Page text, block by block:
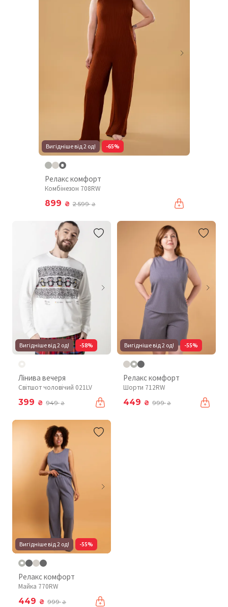
Вигідніше від 2 од! -65%
Релакс комфорт
Комбінезон 708RW
899 ₴ 2 599₴
Вигідніше від 2 од! -58%
Лінива вечеря
Світшот чоловічий 021LV
399 ₴ 949₴
Вигідніше від 2 од! -55%
Релакс комфорт
Шорти 712RW
449 ₴ 999₴
Вигідніше від 2 од! -55%
Релакс комфорт
Майка 770RW
449 ₴ 999₴